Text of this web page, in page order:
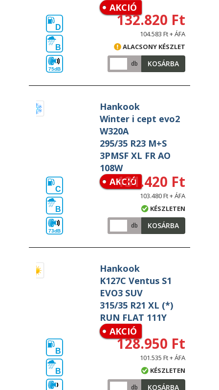
AKCIÓ
D
B
75dB
132.820 Ft
104.583 Ft + ÁFA
ALACSONY KÉSZLET
db KOSÁRBA
Hankook
Winter i cept evo2
W320A
295/35 R23 M+S
3PMSF XL FR AO
108W
AKCIÓ
C
B
73dB
131.420 Ft
103.480 Ft + ÁFA
KÉSZLETEN
db KOSÁRBA
Hankook
K127C Ventus S1
EVO3 SUV
315/35 R21 XL (*)
RUN FLAT 111Y
AKCIÓ
B
B
128.950 Ft
101.535 Ft + ÁFA
KÉSZLETEN
db KOSÁRBA